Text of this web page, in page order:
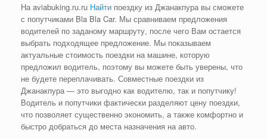
На aviabuking.ru.ru Найти поездку из Джанакпура вы сможете
с попутчиками Bla Bla Car. Мы сравниваем предложения
водителей по заданому маршруту, после чего Вам остается
выбрать подходящее предложение. Мы показываем
актуальные стоимость поездки на машине, которую
предложил водитель, поэтому вы можете быть уверены, что
не будете переплачивать. Совместные поездки из
Джанакпура — это выгодно как водителю, так и попутчику!
Водитель и попутчики фактически разделяют цену поездки,
что позволяет существенно экономить, а также комфортно и
быстро добраться до места назначения на авто.